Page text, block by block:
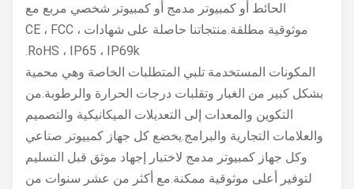
الحائط أو كمبيوتر مدمج أو كمبيوتر شخصي مربع مع
موثوقية مطلقة.منتجاتنا حاصلة على شهادات CE ، FCC ،
RoHS ، IP65 ، IP69k.
المكونات المستخدمة تلبي المتطلبات الخاصة وهي محمية
بشكل كبير من الغبار وتقلبات درجات الحرارة والرطوبة.من
التكوين والمعدات إلى التعديلات الميكانيكية والتصميم
والعلامات التجارية والبرامج.يخضع كل جهاز كمبيوتر صناعي
وكل جهاز كمبيوتر مدمج لاختبار إجهاد موثق قبل التسليم
لتوفير أعلى موثوقية ممكنة.مع أكثر من عشر سنوات من